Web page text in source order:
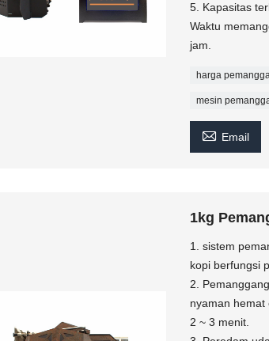
5. Kapasitas
Waktu
jam.
harga
mesin
 Email
1kg
1. sistem
kopi berfungsi
2.
nyaman hemat
2 ~ 3 menit.